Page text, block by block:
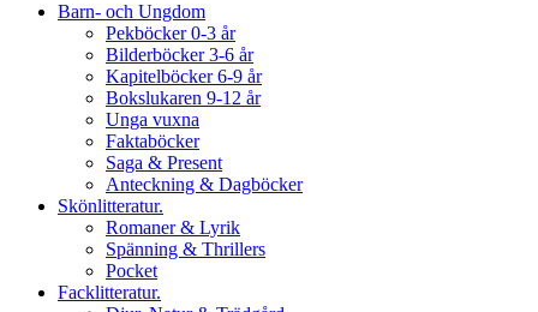
Barn- och Ungdom
Pekböcker 0-3 år
Bilderböcker 3-6 år
Kapitelböcker 6-9 år
Bokslukaren 9-12 år
Unga vuxna
Faktaböcker
Saga & Present
Anteckning & Dagböcker
Skönlitteratur.
Romaner & Lyrik
Spänning & Thrillers
Pocket
Facklitteratur.